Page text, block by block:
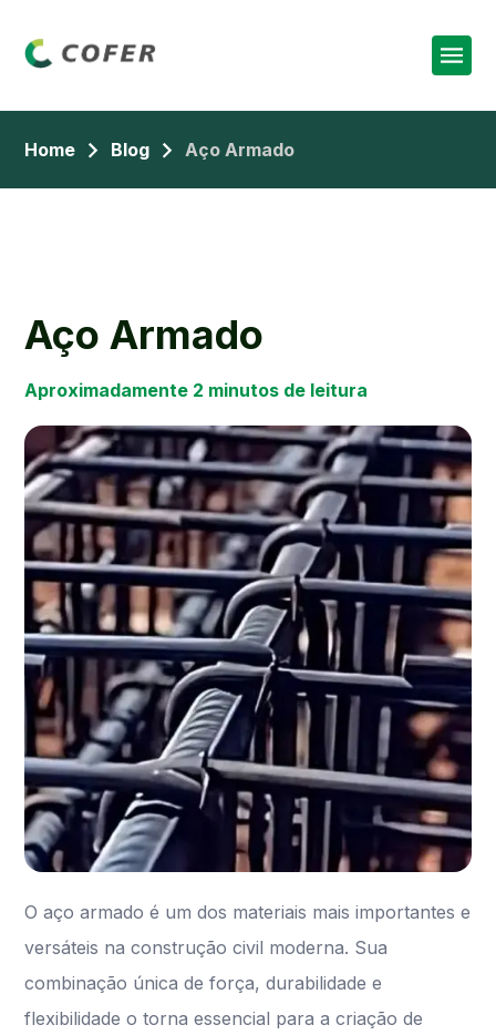
Home Blog Aço Armado
Aço Armado
Aproximadamente 2 minutos de leitura
O aço armado é um dos materiais mais importantes e
versáteis na construção civil moderna. Sua
combinação única de força, durabilidade e
flexibilidade o torna essencial para a criação de